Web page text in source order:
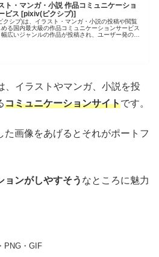
ト・マンガ・小説 作品コミュニケーショ
ビス [pixiv(ピクシブ)]
クシブ)は、イラスト・マンガ・小説の投稿や閲覧
る国内最大級の作品コミュニケーションサービス
広いジャンルの作品が投稿され、ユーザー発の企
、イラストやマンガ、小説を投
コミュニケーションサイトです。
た画像をあげるとそれがポートフ
ョンがしやすそう なところに魅力
PNG・GIF